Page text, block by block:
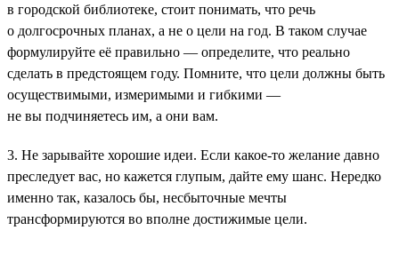
в городской библиотеке, стоит понимать, что речь
о долгосрочных планах, а не о цели на год. В таком случае
формулируйте её правильно — определите, что реально
сделать в предстоящем году. Помните, что цели должны быть
осуществимыми, измеримыми и гибкими —
не вы подчиняетесь им, а они вам.
3. Не зарывайте хорошие идеи. Если какое-то желание давно
преследует вас, но кажется глупым, дайте ему шанс. Нередко
именно так, казалось бы, несбыточные мечты
трансформируются во вполне достижимые цели.